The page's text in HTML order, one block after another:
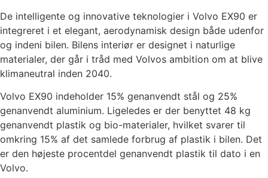
De intelligente og innovative teknologier i Volvo EX90 er
integreret i et elegant, aerodynamisk design både udenfor
og indeni bilen. Bilens interiør er designet i naturlige
materialer, der går i tråd med Volvos ambition om at blive
klimaneutral inden 2040.
Volvo EX90 indeholder 15% genanvendt stål og 25%
genanvendt aluminium. Ligeledes er der benyttet 48 kg
genanvendt plastik og bio-materialer, hvilket svarer til
omkring 15% af det samlede forbrug af plastik i bilen. Det
er den højeste procentdel genanvendt plastik til dato i en
Volvo.